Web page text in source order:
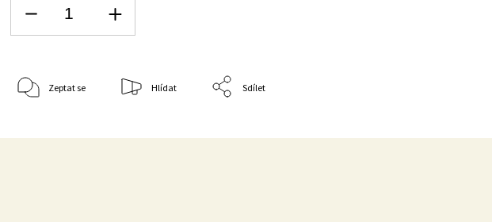
Zeptat se Hlídat Sdílet